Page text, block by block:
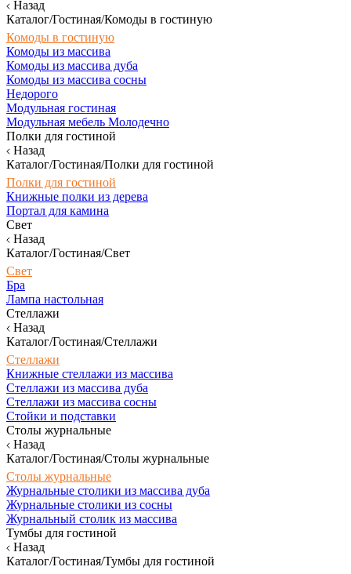
Назад
Каталог/Гостиная/Комоды в гостиную
Комоды в гостиную
Комоды из массива
Комоды из массива дуба
Комоды из массива сосны
Недорого
Модульная гостиная
Модульная мебель Молодечно
Полки для гостиной
Назад
Каталог/Гостиная/Полки для гостиной
Полки для гостиной
Книжные полки из дерева
Портал для камина
Свет
Назад
Каталог/Гостиная/Свет
Свет
Бра
Лампа настольная
Стеллажи
Назад
Каталог/Гостиная/Стеллажи
Стеллажи
Книжные стеллажи из массива
Стеллажи из массива дуба
Стеллажи из массива сосны
Стойки и подставки
Столы журнальные
Назад
Каталог/Гостиная/Столы журнальные
Столы журнальные
Журнальные столики из массива дуба
Журнальные столики из сосны
Журнальный столик из массива
Тумбы для гостиной
Назад
Каталог/Гостиная/Тумбы для гостиной